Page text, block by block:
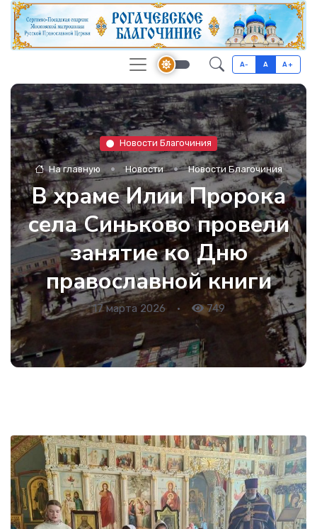
A- A A+
Новости Благочиния
На главную Новости Новости Благочиния
В храме Илии Пророка
села Синьково провели
занятие ко Дню
православной книги
17 марта 2026 • 749